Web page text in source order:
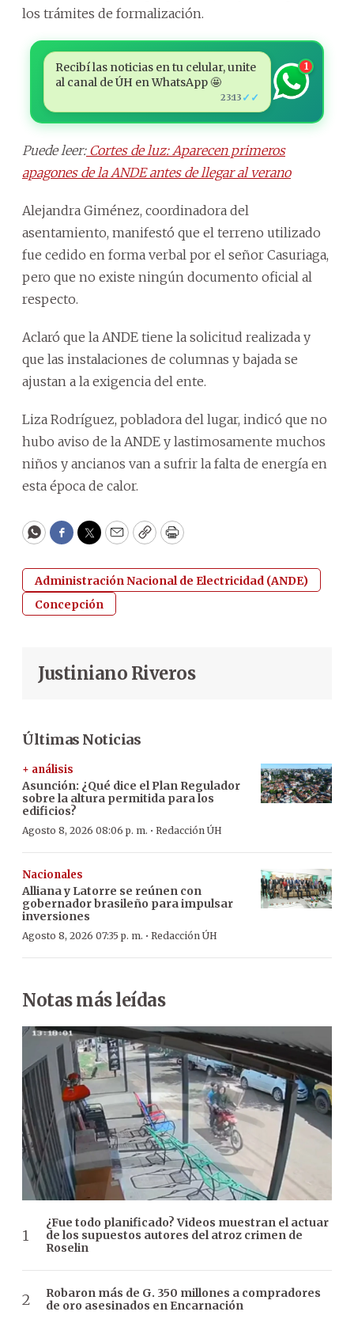
los trámites de formalización.
Recibí las noticias en tu celular, unite
al canal de ÚH en WhatsApp 🤩
23:13 ✓✓
1
Puede leer:Cortes de luz: Aparecen primeros
apagones de la ANDE antes de llegar al verano
Alejandra Giménez, coordinadora del
asentamiento, manifestó que el terreno utilizado
fue cedido en forma verbal por el señor Casuriaga,
pero que no existe ningún documento oficial al
respecto.
Aclaró que la ANDE tiene la solicitud realizada y
que las instalaciones de columnas y bajada se
ajustan a la exigencia del ente.
Liza Rodríguez, pobladora del lugar, indicó que no
hubo aviso de la ANDE y lastimosamente muchos
niños y ancianos van a sufrir la falta de energía en
esta época de calor.
WhatsApp
Facebook
Twitter
EmailCopyPrint
Administración Nacional de Electricidad (ANDE)
Concepción
Justiniano Riveros
Últimas Noticias
+ análisis
Asunción: ¿Qué dice el Plan Regulador
sobre la altura permitida para los
edificios?
Agosto 8, 2026 08:06 p. m. · Redacción ÚH
Nacionales
Alliana y Latorre se reúnen con
gobernador brasileño para impulsar
inversiones
Agosto 8, 2026 07:35 p. m. · Redacción ÚH
Notas más leídas
¿Fue todo planificado? Videos muestran el actuar
de los supuestos autores del atroz crimen de
Roselin
Robaron más de G. 350 millones a compradores
de oro asesinados en Encarnación